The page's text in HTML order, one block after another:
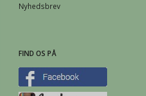
Nyhedsbrev
FIND OS PÅ